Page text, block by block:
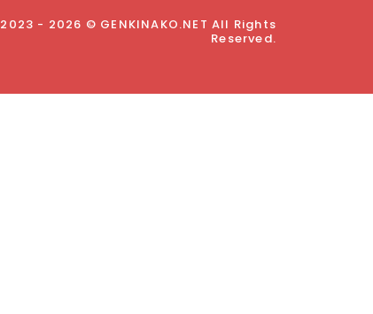
2023 - 2026 © GENKINAKO.NET All Rights
Reserved.